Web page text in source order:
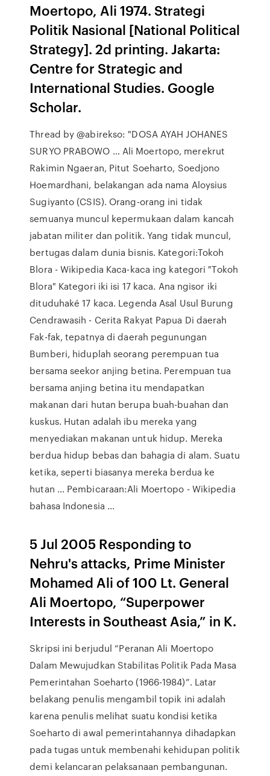
Moertopo, Ali 1974. Strategi
Politik Nasional [National Political
Strategy]. 2d printing. Jakarta:
Centre for Strategic and
International Studies. Google
Scholar.
Thread by @abirekso: "DOSA AYAH JOHANES
SURYO PRABOWO … Ali Moertopo, merekrut
Rakimin Ngaeran, Pitut Soeharto, Soedjono
Hoemardhani, belakangan ada nama Aloysius
Sugiyanto (CSIS). Orang-orang ini tidak
semuanya muncul kepermukaan dalam kancah
jabatan militer dan politik. Yang tidak muncul,
bertugas dalam dunia bisnis. Kategori:Tokoh
Blora - Wikipedia Kaca-kaca ing kategori "Tokoh
Blora" Kategori iki isi 17 kaca. Ana ngisor iki
dituduhaké 17 kaca. Legenda Asal Usul Burung
Cendrawasih - Cerita Rakyat Papua Di daerah
Fak-fak, tepatnya di daerah pegunungan
Bumberi, hiduplah seorang perempuan tua
bersama seekor anjing betina. Perempuan tua
bersama anjing betina itu mendapatkan
makanan dari hutan berupa buah-buahan dan
kuskus. Hutan adalah ibu mereka yang
menyediakan makanan untuk hidup. Mereka
berdua hidup bebas dan bahagia di alam. Suatu
ketika, seperti biasanya mereka berdua ke
hutan … Pembicaraan:Ali Moertopo - Wikipedia
bahasa Indonesia ...
5 Jul 2005 Responding to
Nehru's attacks, Prime Minister
Mohamed Ali of 100 Lt. General
Ali Moertopo, “Superpower
Interests in Southeast Asia,” in K.
Skripsi ini berjudul “Peranan Ali Moertopo
Dalam Mewujudkan Stabilitas Politik Pada Masa
Pemerintahan Soeharto (1966-1984)”. Latar
belakang penulis mengambil topik ini adalah
karena penulis melihat suatu kondisi ketika
Soeharto di awal pemerintahannya dihadapkan
pada tugas untuk membenahi kehidupan politik
demi kelancaran pelaksanaan pembangunan.